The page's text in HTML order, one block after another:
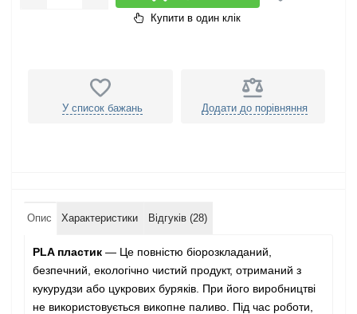
Купити в один клік
У список бажань Додати до порівняння
Опис Характеристики Відгуків (28)
PLA пластик — Це повністю біорозкладаний,
безпечний, екологічно чистий продукт, отриманий з
кукурудзи або цукрових буряків. При його виробництві
не використовується викопне паливо. Під час роботи,